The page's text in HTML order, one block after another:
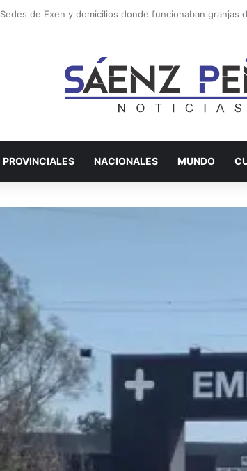
El Municipio avanza con múltiples frentes de obra en
PROVINCIALES NACIONALES MUNDO